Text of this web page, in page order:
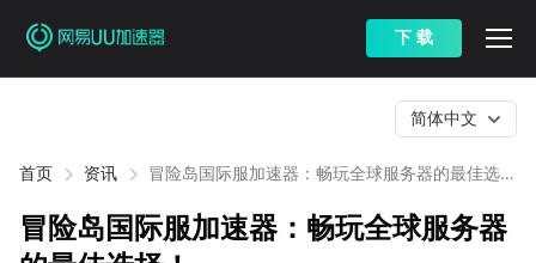
下 载
首页 资讯
冒险岛国际服加速器：畅玩全球服务器的最佳选
简体中文
冒险岛国际服加速器：畅玩全球服务器